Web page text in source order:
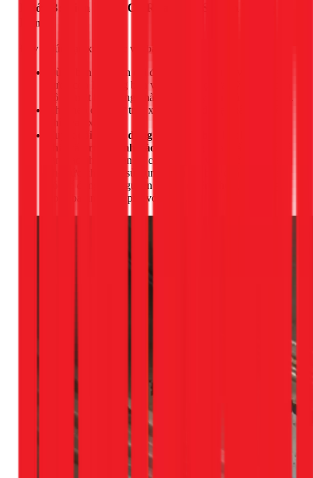
Bước 3: Tiến Hành Cọ Rửa Sạch Sẽ Bên Trong
Bồn
Đây là lúc bạn xử lý các vết bẩn cứng đầu.
Dùng bàn chải cán dài đã chuẩn bị, nhúng vào lượng
nước còn lại trong bồn và bắt đầu cọ rửa kỹ lưỡng toàn
bộ bề mặt bên trong: thành bồn, đáy bồn và cả nắp bồn.
Chà theo chiều từ trên xuống dưới để cặn bẩn trôi về
phía van xả.
Tuyệt đối không dùng xà phòng hay bất kỳ hóa
chất tẩy rửa mạnh nào.
làm sạch hoàn toàn và có thể ngấm vào nước, gây hại
cho sức khỏe khi sử dụng. Nếu vết bẩn quá cứng, bạn
có thể dùng các nguyên liệu tự nhiên như giấm trắng
hoặc baking soda pha với nước.